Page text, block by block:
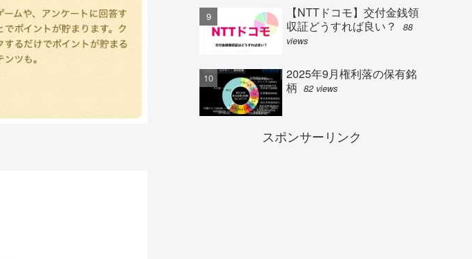
【NTTドコモ】交付金銭領
収証どうすれば良い？
88
views
2025年9月権利落の保有銘
柄 82 views
スポンサーリンク